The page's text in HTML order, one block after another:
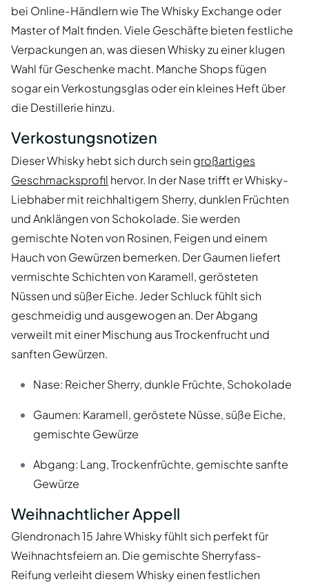
bei Online-Händlern wie The Whisky Exchange oder
Master of Malt finden. Viele Geschäfte bieten festliche
Verpackungen an, was diesen Whisky zu einer klugen
Wahl für Geschenke macht. Manche Shops fügen
sogar ein Verkostungsglas oder ein kleines Heft über
die Destillerie hinzu.
Verkostungsnotizen
Dieser Whisky hebt sich durch sein großartiges
Geschmacksprofil hervor. In der Nase trifft er Whisky-
Liebhaber mit reichhaltigem Sherry, dunklen Früchten
und Anklängen von Schokolade. Sie werden
gemischte Noten von Rosinen, Feigen und einem
Hauch von Gewürzen bemerken. Der Gaumen liefert
vermischte Schichten von Karamell, gerösteten
Nüssen und süßer Eiche. Jeder Schluck fühlt sich
geschmeidig und ausgewogen an. Der Abgang
verweilt mit einer Mischung aus Trockenfrucht und
sanften Gewürzen.
Nase: Reicher Sherry, dunkle Früchte, Schokolade
Gaumen: Karamell, geröstete Nüsse, süße Eiche,
gemischte Gewürze
Abgang: Lang, Trockenfrüchte, gemischte sanfte
Gewürze
Weihnachtlicher Appell
Glendronach 15 Jahre Whisky fühlt sich perfekt für
Weihnachtsfeiern an. Die gemischte Sherryfass-
Reifung verleiht diesem Whisky einen festlichen